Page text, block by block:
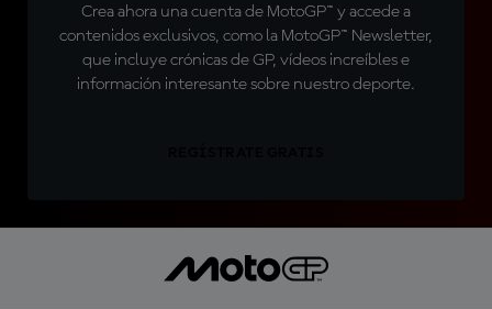
Crea ahora una cuenta de MotoGP™ y accede a
contenidos exclusivos, como la MotoGP™ Newsletter,
que incluye crónicas de GP, vídeos increíbles e
información interesante sobre nuestro deporte.